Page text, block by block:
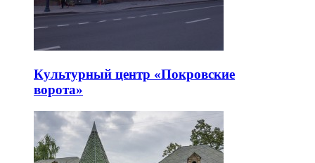
Культурный центр «Покровские
ворота»